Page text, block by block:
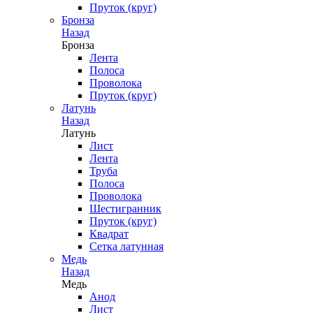
Пруток (круг)
Бронза
Назад
Бронза
Лента
Полоса
Проволока
Пруток (круг)
Латунь
Назад
Латунь
Лист
Лента
Труба
Полоса
Проволока
Шестигранник
Пруток (круг)
Квадрат
Сетка латунная
Медь
Назад
Медь
Анод
Лист